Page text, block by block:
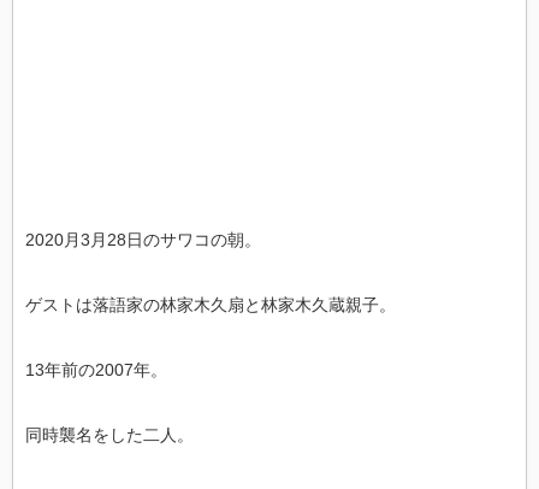
2020月3月28日のサワコの朝。
ゲストは落語家の林家木久扇と林家木久蔵親子。
13年前の2007年。
同時襲名をした二人。